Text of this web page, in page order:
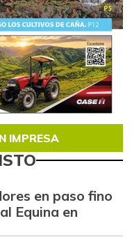
IMPRESA
en paso fino
Equina en